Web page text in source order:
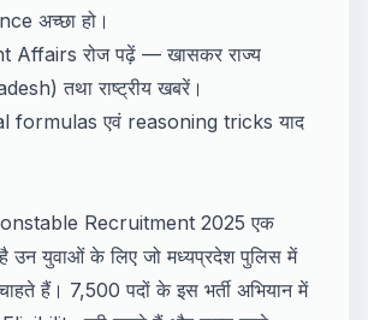
अच्छा हो।
Affairs रोज पढ़ें — खासकर राज्य
तथा राष्ट्रीय खबरें।
formulas एवं reasoning tricks याद
Recruitment 2025 एक
उन युवाओं के लिए जो मध्यप्रदेश पुलिस में
हैं। 7,500 पदों के इस भर्ती अभियान में